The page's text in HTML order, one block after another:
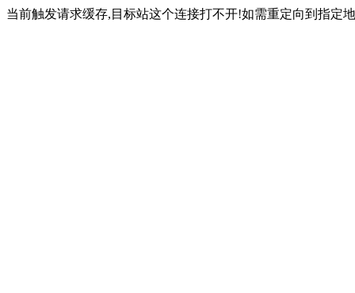
当前触发请求缓存,目标站这个连接打不开!如需重定向到指定